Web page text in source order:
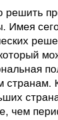
Имея
странам.
чем